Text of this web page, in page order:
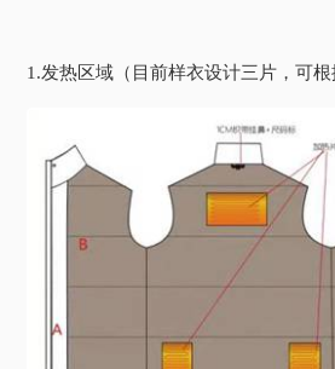
1.发热区域（目前样衣设计三片，可根